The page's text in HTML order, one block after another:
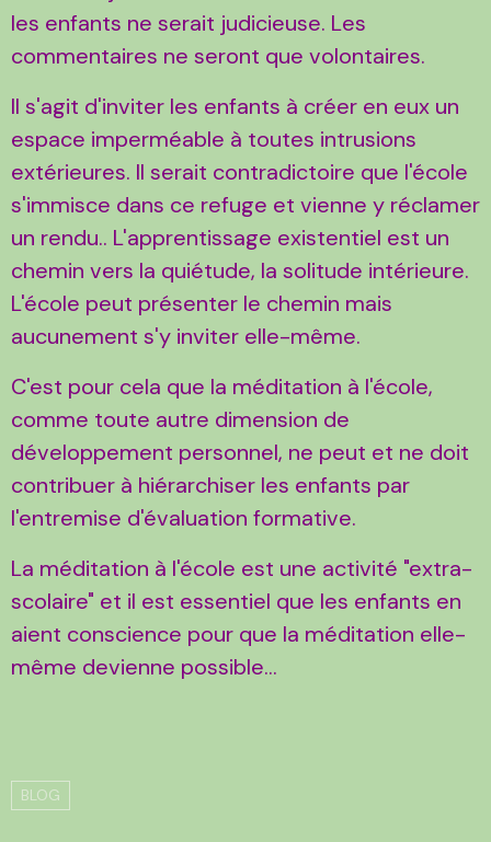
les enfants ne serait judicieuse. Les
commentaires ne seront que volontaires.
Il s'agit d'inviter les enfants à créer en eux un
espace imperméable à toutes intrusions
extérieures. Il serait contradictoire que l'école
s'immisce dans ce refuge et vienne y réclamer
un rendu.. L'apprentissage existentiel est un
chemin vers la quiétude, la solitude intérieure.
L'école peut présenter le chemin mais
aucunement s'y inviter elle-même.
C'est pour cela que la méditation à l'école,
comme toute autre dimension de
développement personnel, ne peut et ne doit
contribuer à hiérarchiser les enfants par
l'entremise d'évaluation formative.
La méditation à l'école est une activité "extra-
scolaire" et il est essentiel que les enfants en
aient conscience pour que la méditation elle-
même devienne possible...
BLOG